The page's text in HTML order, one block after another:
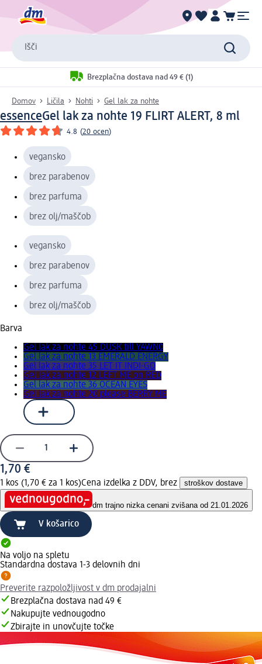
Išči
Brezplačna dostava nad 49 € (1)
Domov Ličila Nohti Gel lak za nohte
essenceGel lak za nohte 19 FLIRT ALERT, 8 ml
4.8 (20 ocen)
vegansko
brez parabenov
brez parfuma
brez olj/maščob
vegansko
brez parabenov
brez parfuma
brez olj/maščob
Barva
Gel lak za nohte 45 DUSK till YAWN0
Gel lak za nohte 13 EMERALD ENERGY
Gel lak za nohte 35 LET IT INDI-GO
Gel lak za nohte 12 LEFT ME on RED
Gel lak za nohte 36 OCEAN EYES
Gel lak za nohte 20 please BERRY ME
1,70 €
1 kos (1,70 € za 1 kos)Cena izdelka z DDV, brez stroškov dostave
dm trajno nizka cenani zvišana od 21.01.2026
V košarico
Na voljo na spletu
Standardna dostava 1-3 delovnih dni
Preverite razpoložljivost v dm prodajalni
Brezplačna dostava nad 49 €
Nakupujte vednougodno
Zbirajte in unovčujte točke